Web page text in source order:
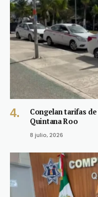
Congelan tarifas
Quintana Roo
8 julio, 2026